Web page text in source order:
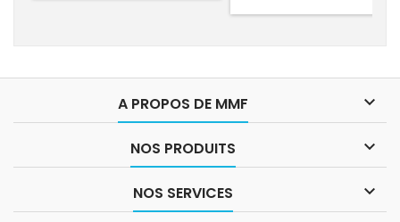
A PROPOS DE MMF 
NOS PRODUITS 
NOS SERVICES 